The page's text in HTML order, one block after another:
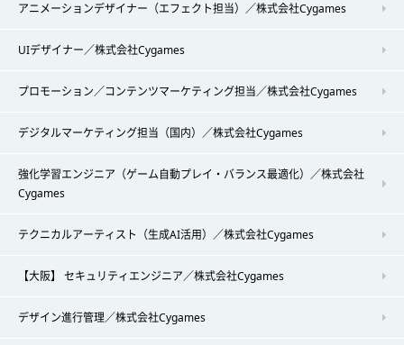
アニメーションデザイナー（エフェクト担当）／株式会社Cygames
UIデザイナー／株式会社Cygames
プロモーション／コンテンツマーケティング担当／株式会社Cygames
デジタルマーケティング担当（国内）／株式会社Cygames
強化学習エンジニア（ゲーム自動プレイ・バランス最適化）／株式会社
Cygames
テクニカルアーティスト（生成AI活用）／株式会社Cygames
【大阪】 セキュリティエンジニア／株式会社Cygames
デザイン進行管理／株式会社Cygames